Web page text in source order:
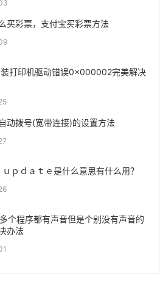
买彩票，支付宝买彩票方法
打印机驱动错误0x000002完美解决
动拨号(宽带连接)的设置方法
ｐｄａｔｅ是什么意思有什么用？
个程序都有声音但是个别没有声音的
办法